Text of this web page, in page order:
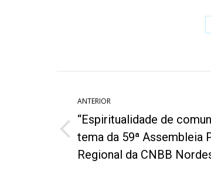
post:
ANTERIOR
Post
anterior:
“Espiritualidade de
tema da 59ª Assembleia
Regional da CNBB